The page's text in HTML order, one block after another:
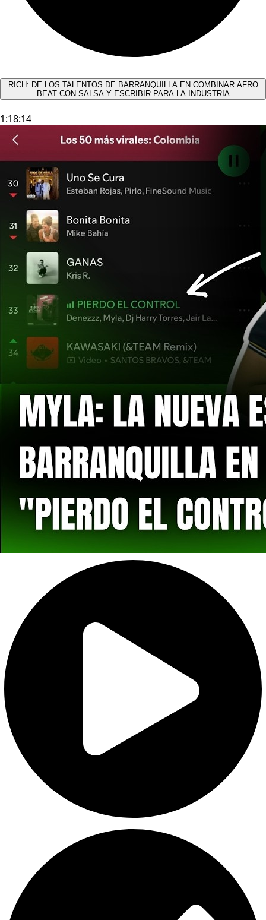
RICH: DE LOS TALENTOS DE BARRANQUILLA EN COMBINAR AFRO
BEAT CON SALSA Y ESCRIBIR PARA LA INDUSTRIA
1:18:14